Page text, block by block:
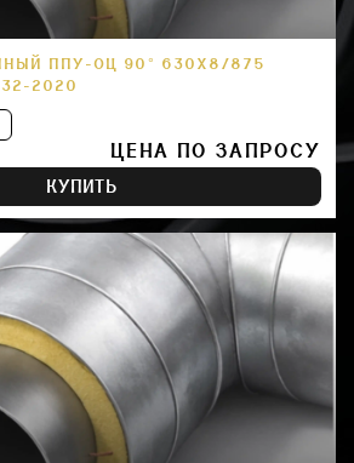
ППУ-ОЦ 90° 630Х8/875
2020
ЦЕНА ПО ЗАПРОСУ
КУПИТЬ